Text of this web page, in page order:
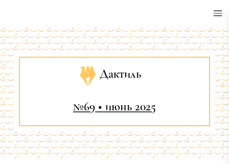
Дактиль
№69 • июнь 2025